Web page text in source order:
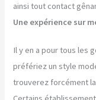
ainsi tout contact
Une expérience sur
Il y en a pour tous les
préfériez un style
trouverez forcément